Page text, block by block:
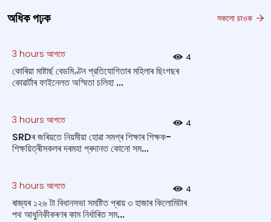
অধিক পঢ়ক সকলো চাওক
3 hours আগতে 4
কোৰিয়া মাষ্টাৰ্ছ বেডমিণ্টন প্রতিযোগিতাৰ মহিলাৰ ছিংগছৰ
কোৱাৰ্টাৰ ফাইনেলত অস্মিতা চলিহা ...
3 hours আগতে 4
SRDৰ জৰিয়তে নিয়মীয়া হোৱা সমগ্ৰ শিক্ষাৰ শিক্ষক-
শিক্ষয়িত্ৰীসকলৰ দৰমহা প্ৰদানত কোনো সম...
3 hours আগতে 4
ৰাজ্যৰ ১২৬ টা বিধানসভা সমষ্টিত প্ৰায় ৩ হাজাৰ কিলোমিটাৰ
পথ আধুনিকীকৰণৰ কাম নিৰ্ধাৰিত সম...